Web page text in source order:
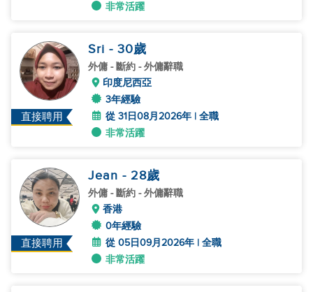
非常活躍
直接聘用
Sri - 30歲
外傭 - 斷約 - 外傭辭職
印度尼西亞
3年經驗
從 31日08月2026年 | 全職
非常活躍
直接聘用
Jean - 28歲
外傭 - 斷約 - 外傭辭職
香港
0年經驗
從 05日09月2026年 | 全職
非常活躍